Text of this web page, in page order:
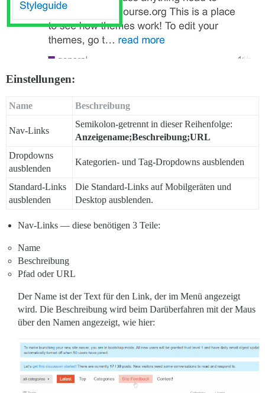
Einstellungen:
Name Beschreibung
Nav-Links
Semikolon-getrennt in dieser Reihenfolge:
Anzeigename;Beschreibung;URL
Dropdowns
ausblenden
Kategorien- und Tag-Dropdowns ausblenden
Standard-Links
ausblenden
Die Standard-Links auf Mobilgeräten und
Desktop ausblenden.
Nav-Links — diese benötigen 3 Teile:
Name
Beschreibung
Pfad oder URL
Der Name ist der Text für den Link, der im Menü angezeigt
wird. Die Beschreibung wird beim Darüberfahren mit der Maus
über den Namen angezeigt, wie hier: